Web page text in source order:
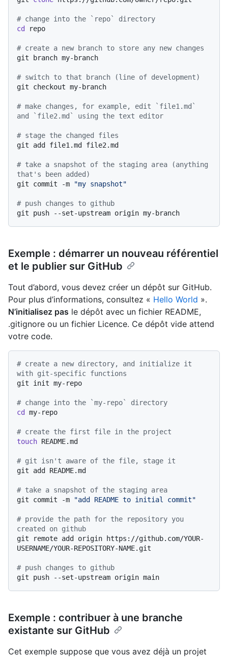
# change into the `repo` directory
cd
repo
# create a new branch to store any new changes
git branch my-branch
# switch to that branch (line of development)
git checkout my-branch
# make changes, for example, edit `file1.md`
and `file2.md` using the text editor
# stage the changed files
git add file1.md file2.md
# take a snapshot of the staging area (anything
that's been added)
git commit -m
"my snapshot"
# push changes to github
Exemple : démarrer un nouveau référentiel
et le publier sur GitHub
Tout d’abord, vous devez créer un dépôt sur GitHub.
Pour plus d’informations, consultez « Hello World ».
N’initialisez pas le dépôt avec un fichier README,
.gitignore ou un fichier Licence. Ce dépôt vide attend
votre code.
# create a new directory, and initialize it
with git-specific functions
git init my-repo
# change into the `my-repo` directory
cd
my-repo
# create the first file in the project
touch README.md
# git isn't aware of the file, stage it
git add README.md
# take a snapshot of the staging area
git commit -m
"add README to initial commit"
# provide the path for the repository you
created on github
git remote add origin https://github.com/YOUR-
USERNAME/YOUR-REPOSITORY-NAME.git
# push changes to github
Exemple : contribuer à une branche
existante sur GitHub
Cet exemple suppose que vous avez déjà un projet